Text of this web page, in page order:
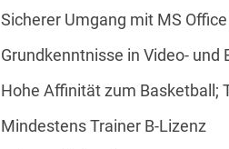
Sicherer Umgang mit MS
Grundkenntnisse in Video- und
Hohe Affinität zum Basketball;
Mindestens Trainer B-Lizenz